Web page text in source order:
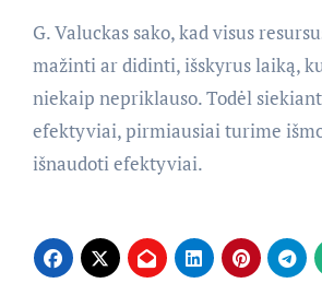
G. Valuckas sako, kad visus
mažinti ar didinti, išskyrus laiką,
niekaip nepriklauso. Todėl
efektyviai, pirmiausiai turime
išnaudoti efektyviai.